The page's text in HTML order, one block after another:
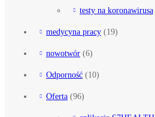
testy na koronawirusa
medycyna pracy (19)
nowotwór (6)
Odporność (10)
Oferta (96)